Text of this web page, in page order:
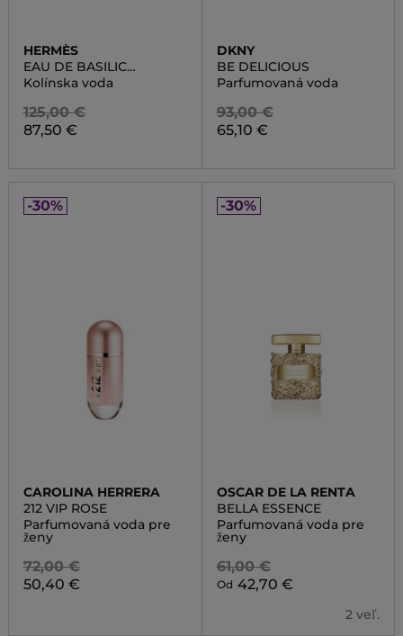
HERMÈS
EAU DE BASILIC
POURPRE
Kolínska voda
125,00 €
87,50 €
DKNY
BE DELICIOUS
Parfumovaná voda
93,00 €
65,10 €
-30%
CAROLINA HERRERA
212 VIP ROSE
Parfumovaná voda pre
ženy
72,00 €
50,40 €
-30%
OSCAR DE LA RENTA
BELLA ESSENCE
Parfumovaná voda pre
ženy
61,00 €
Od 42,70 €
2 veľ.